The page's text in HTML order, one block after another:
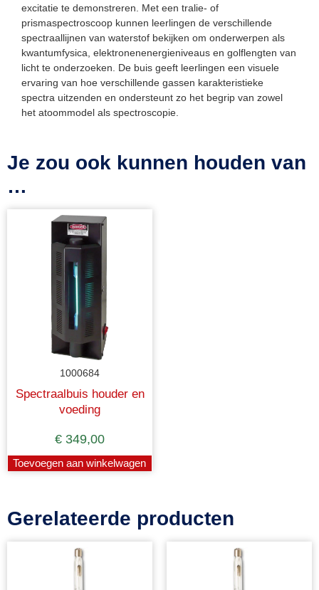
excitatie te demonstreren. Met een tralie- of
prismaspectroscoop kunnen leerlingen de verschillende
spectraallijnen van waterstof bekijken om onderwerpen als
kwantumfysica, elektronenenergieniveaus en golflengten van
licht te onderzoeken. De buis geeft leerlingen een visuele
ervaring van hoe verschillende gassen karakteristieke
spectra uitzenden en ondersteunt zo het begrip van zowel
het atoommodel als spectroscopie.
Je zou ook kunnen houden van
…
1000684
Spectraalbuis houder en
voeding
€ 349,00
Toevoegen aan winkelwagen
Gerelateerde producten